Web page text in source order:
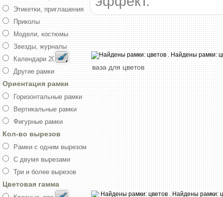
Этикетки, приглашения
Приколы
Модели, костюмы
Звезды, журналы
Календари 2016
Другие рамки
Ориентация рамки
Горизонтальные рамки
Вертикальные рамки
Фигурные рамки
Кол-во вырезов
Рамки с одним вырезом
С двумя вырезами
Три и более вырезов
Цветовая гамма
ваза для цветов